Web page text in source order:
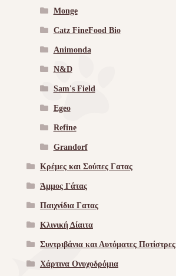
Monge
Catz FineFood Bio
Animonda
N&D
Sam's Field
Egeo
Refine
Grandorf
Κρέμες και Σούπες Γατας
Άμμος Γάτας
Παιχνίδια Γατας
Κλινική Δίαιτα
Συντριβάνια και Αυτόματες Ποτίστρες
Χάρτινα Ονυχοδρόμια